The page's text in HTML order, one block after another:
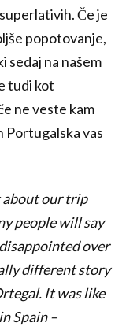
Če je
popotovanje,
sedaj na našem
tudi kot
ne veste kam
Portugalska vas
about our trip
people will say
over
different story
. It was like
Spain –